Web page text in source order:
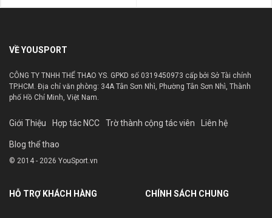
VỀ YOUSPORT
CÔNG TY TNHH THỂ THAO YS. GPKD số 0319450973 cấp bởi Sở Tài chính
TP.HCM. Địa chỉ văn phòng: 34A Tân Sơn Nhì, Phường Tân Sơn Nhì, Thành
phố Hồ Chí Minh, Việt Nam.
Giới Thiệu Hợp tác NCC Trờ thành cộng tác viên Liên hệ
Blog thể thao
© 2014 - 2026 YouSport.vn
HỖ TRỢ KHÁCH HÀNG CHÍNH SÁCH CHUNG